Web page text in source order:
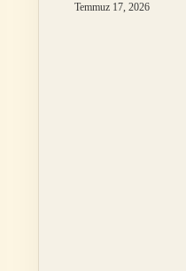
Temmuz 17, 2026